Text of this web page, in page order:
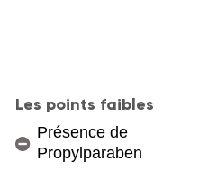
Les points faibles
Présence de
Propylparaben